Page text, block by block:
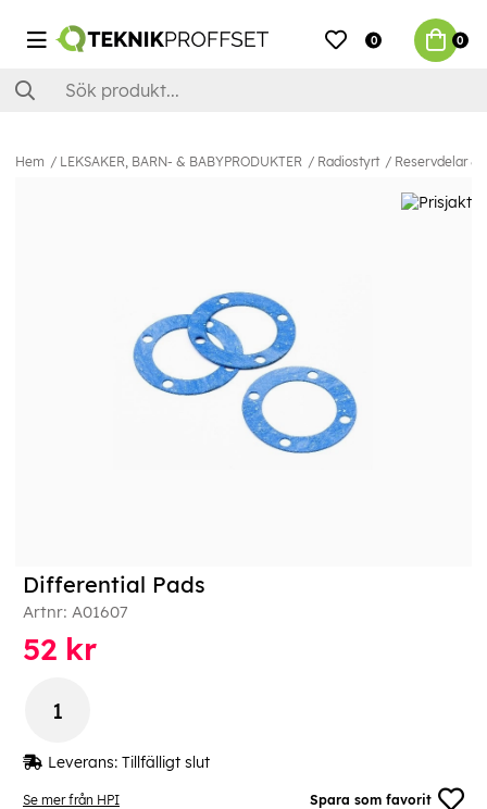
0 0
Hem LEKSAKER, BARN- & BABYPRODUKTER Radiostyrt Reservdelar &
Se mer från HPI Spara som favorit
Differential Pads
Artnr: A01607
52 kr
Leverans: Tillfälligt slut